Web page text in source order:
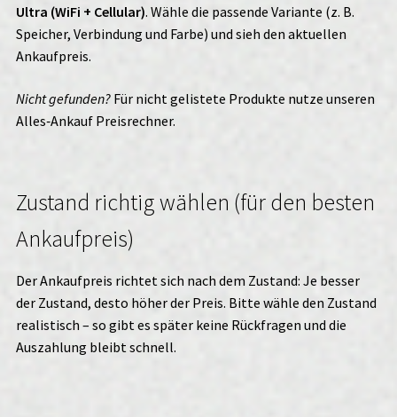
Ultra (WiFi + Cellular). Wähle die passende Variante (z. B.
Speicher, Verbindung und Farbe) und sieh den aktuellen
Ankaufpreis.
Nicht gefunden?Für nicht gelistete Produkte nutze unseren
Alles‑AnkaufPreisrechner.
Zustand richtig wählen (für den besten
Ankaufpreis)
Der Ankaufpreis richtet sich nach dem Zustand: Je besser
der Zustand, desto höher der Preis. Bitte wähle den Zustand
realistisch – so gibt es später keine Rückfragen und die
Auszahlung bleibt schnell.